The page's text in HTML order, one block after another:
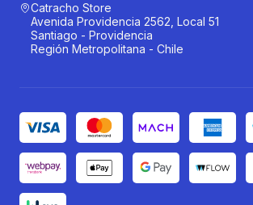
Catracho Store
Avenida Providencia 2562, Local 51
Santiago - Providencia
Región Metropolitana - Chile